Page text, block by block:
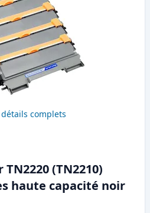
complets
(TN2210)
haute capacité noir